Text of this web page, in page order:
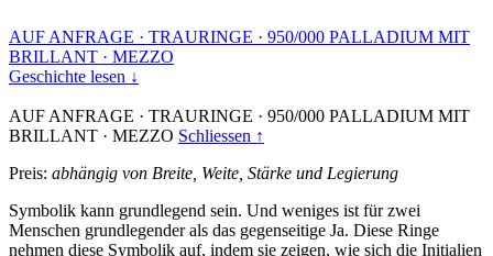
AUF ANFRAGE · TRAURINGE · 950/000 PALLADIUM MIT
BRILLANT · MEZZO
Geschichte lesen ↓
AUF ANFRAGE · TRAURINGE · 950/000 PALLADIUM MIT
BRILLANT · MEZZO Schliessen ↑
Preis: abhängig von Breite, Weite, Stärke und Legierung
Symbolik kann grundlegend sein. Und weniges ist für zwei
Menschen grundlegender als das gegenseitige Ja. Diese Ringe
nehmen diese Symbolik auf, indem sie zeigen, wie sich die Initialien